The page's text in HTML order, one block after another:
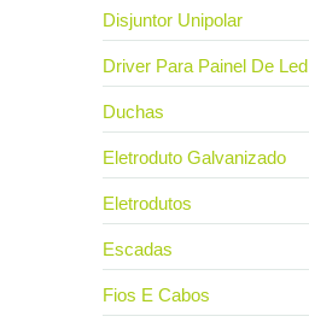
Disjuntor Unipolar
Driver Para Painel De Led
Duchas
Eletroduto Galvanizado
Eletrodutos
Escadas
Fios E Cabos